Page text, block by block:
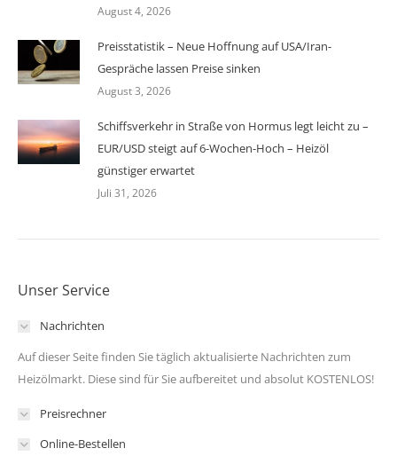
August 4, 2026
Preisstatistik – Neue Hoffnung auf USA/Iran-
Gespräche lassen Preise sinken
August 3, 2026
Schiffsverkehr in Straße von Hormus legt leicht zu –
EUR/USD steigt auf 6-Wochen-Hoch – Heizöl
günstiger erwartet
Juli 31, 2026
Unser Service
Nachrichten
Auf dieser Seite finden Sie täglich aktualisierte Nachrichten zum
Heizölmarkt. Diese sind für Sie aufbereitet und absolut KOSTENLOS!
Preisrechner
Online-Bestellen